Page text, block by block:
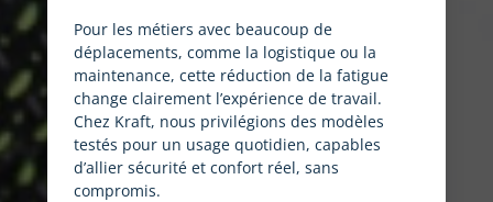
Pour les métiers avec beaucoup de
déplacements, comme la logistique ou la
maintenance, cette réduction de la fatigue
change clairement l’expérience de travail.
Chez Kraft, nous privilégions des modèles
testés pour un usage quotidien, capables
d’allier sécurité et confort réel, sans
compromis.